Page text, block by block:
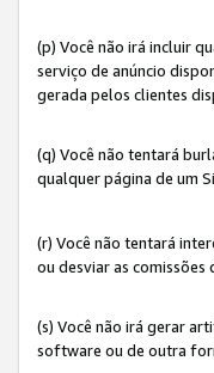
(p) Você não irá incluir
serviço de anúncio
gerada pelos clientes
(q) Você não tentará
qualquer página de um
(r) Você não tentará
ou desviar as
(s) Você não irá gerar
software ou de outra